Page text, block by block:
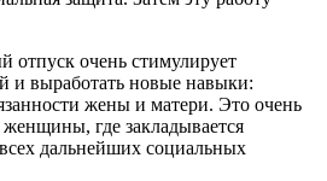
отпуск очень стимулирует
и выработать новые навыки:
жены и матери. Это очень
где закладывается
дальнейших социальных